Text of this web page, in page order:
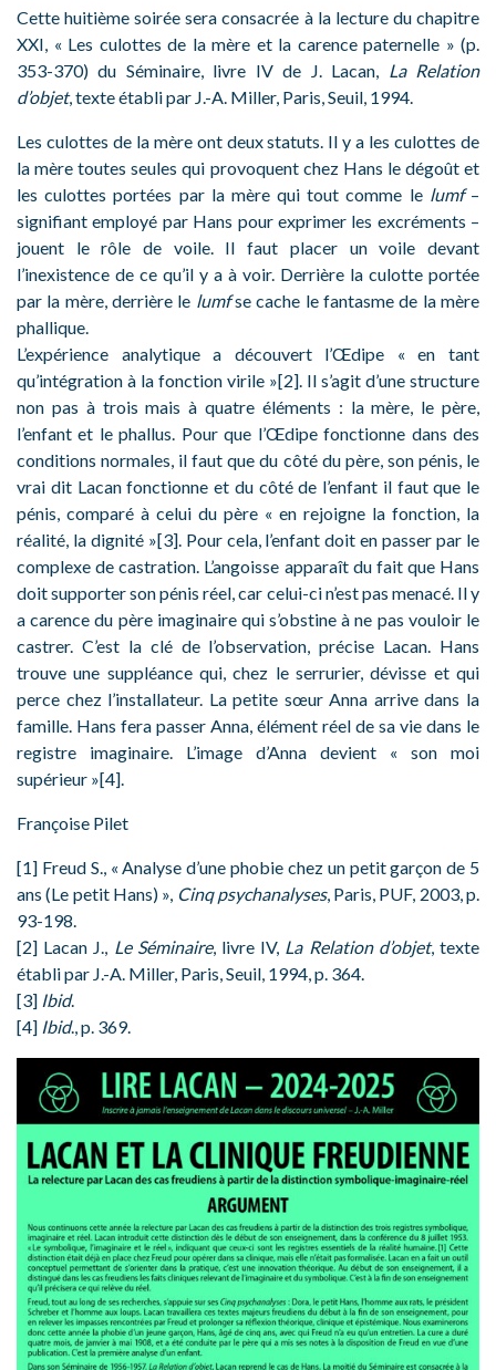
Cette huitième soirée sera consacrée à la lecture du chapitre
XXI, « Les culottes de la mère et la carence paternelle » (p.
353-370) du Séminaire, livre IV de J. Lacan, La Relation
d’objet, texte établi par J.-A. Miller, Paris, Seuil, 1994.
Les culottes de la mère ont deux statuts. Il y a les culottes de
la mère toutes seules qui provoquent chez Hans le dégoût et
les culottes portées par la mère qui tout comme le lumf–
signifiant employé par Hans pour exprimer les excréments –
jouent le rôle de voile. Il faut placer un voile devant
l’inexistence de ce qu’il y a à voir. Derrière la culotte portée
par la mère, derrière le lumfse cache le fantasme de la mère
phallique.
L’expérience analytique a découvert l’Œdipe « en tant
qu’intégration à la fonction virile »[2]. Il s’agit d’une structure
non pas à trois mais à quatre éléments : la mère, le père,
l’enfant et le phallus. Pour que l’Œdipe fonctionne dans des
conditions normales, il faut que du côté du père, son pénis, le
vrai dit Lacan fonctionne et du côté de l’enfant il faut que le
pénis, comparé à celui du père « en rejoigne la fonction, la
réalité, la dignité »[3]. Pour cela, l’enfant doit en passer par le
complexe de castration. L’angoisse apparaît du fait que Hans
doit supporter son pénis réel, car celui-ci n’est pas menacé. Il y
a carence du père imaginaire qui s’obstine à ne pas vouloir le
castrer. C’est la clé de l’observation, précise Lacan. Hans
trouve une suppléance qui, chez le serrurier, dévisse et qui
perce chez l’installateur. La petite sœur Anna arrive dans la
famille. Hans fera passer Anna, élément réel de sa vie dans le
registre imaginaire. L’image d’Anna devient « son moi
supérieur »[4].
Françoise Pilet
[1] Freud S., « Analyse d’une phobie chez un petit garçon de 5
ans (Le petit Hans) », Cinq psychanalyses, Paris, PUF, 2003, p.
93-198.
[2] Lacan J., Le Séminaire, livre IV, La Relation d’objet, texte
établi par J.-A. Miller, Paris, Seuil, 1994, p. 364.
[3] Ibid.
[4] Ibid., p. 369.